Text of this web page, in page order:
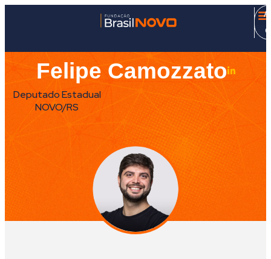
Felipe Camozzato
Deputado Estadual
NOVO/RS